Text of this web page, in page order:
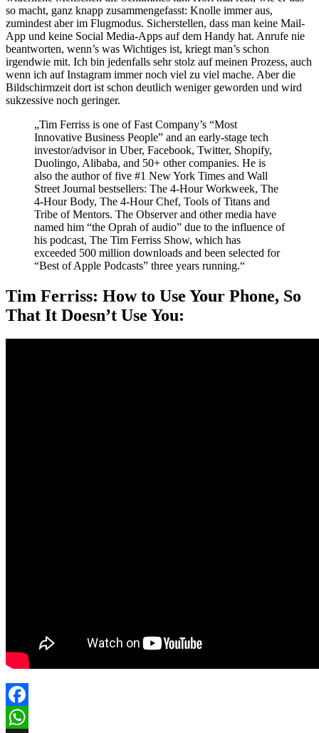
so macht, ganz knapp zusammengefasst: Knolle immer aus,
zumindest aber im Flugmodus. Sicherstellen, dass man keine Mail-
App und keine Social Media-Apps auf dem Handy hat. Anrufe nie
beantworten, wenn’s was Wichtiges ist, kriegt man’s schon
irgendwie mit. Ich bin jedenfalls sehr stolz auf meinen Prozess, auch
wenn ich auf Instagram immer noch viel zu viel mache. Aber die
Bildschirmzeit dort ist schon deutlich weniger geworden und wird
sukzessive noch geringer.
„Tim Ferriss is one of Fast Company’s “Most
Innovative Business People” and an early-stage tech
investor/advisor in Uber, Facebook, Twitter, Shopify,
Duolingo, Alibaba, and 50+ other companies. He is
also the author of five #1 New York Times and Wall
Street Journal bestsellers: The 4-Hour Workweek, The
4-Hour Body, The 4-Hour Chef, Tools of Titans and
Tribe of Mentors. The Observer and other media have
named him “the Oprah of audio” due to the influence of
his podcast, The Tim Ferriss Show, which has
exceeded 500 million downloads and been selected for
“Best of Apple Podcasts” three years running.“
Tim Ferriss: How to Use Your Phone, So
That It Doesn’t Use You:
Facebook